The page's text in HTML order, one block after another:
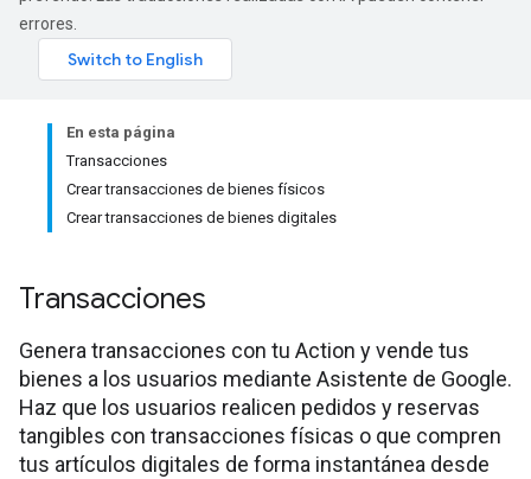
errores.
En esta página
Transacciones
Crear transacciones de bienes físicos
Crear transacciones de bienes digitales
Transacciones
Genera transacciones con tu Action y vende tus
bienes a los usuarios mediante Asistente de Google.
Haz que los usuarios realicen pedidos y reservas
tangibles con transacciones físicas o que compren
tus artículos digitales de forma instantánea desde